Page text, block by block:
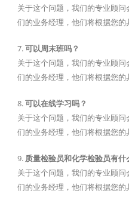
关于这个问题，我们的专业顾
们的业务经理，他们将根据您的
7.可以周末班吗？
关于这个问题，我们的专业顾
们的业务经理，他们将根据您的
8.可以在线学习吗？
关于这个问题，我们的专业顾
们的业务经理，他们将根据您的
9. 质量检验员和化学检验员有什
关于这个问题，我们的专业顾
们的业务经理，他们将根据您的